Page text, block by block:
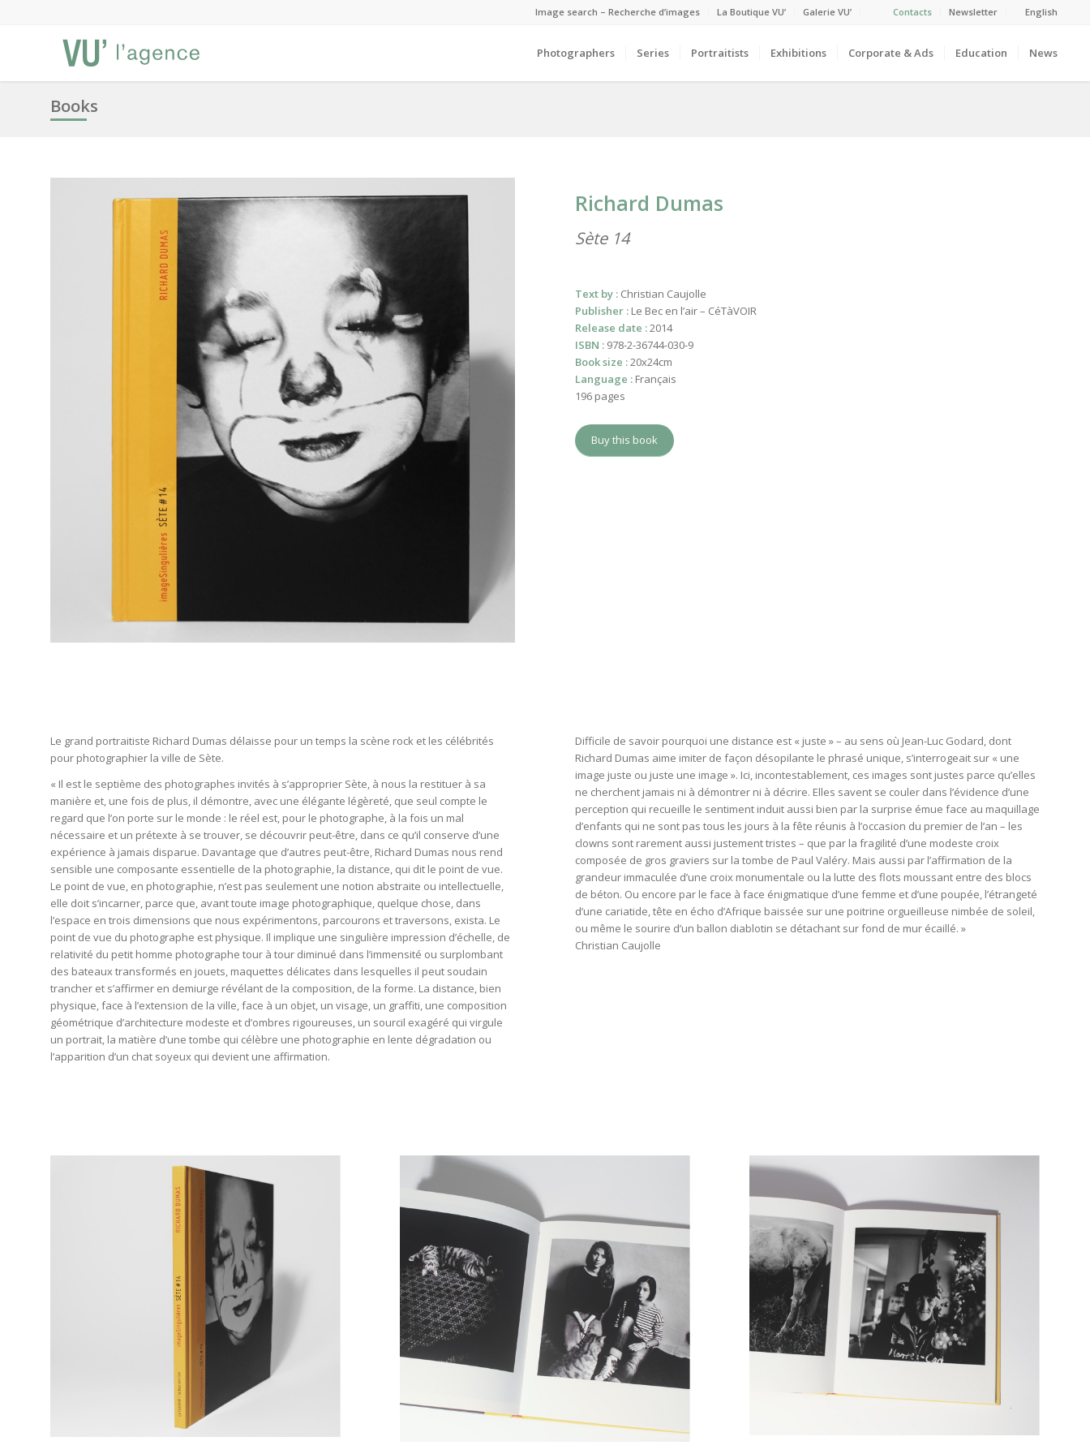
Image search – Recherche d’images La Boutique VU’ Galerie VU’ Contacts Newsletter English
Photographers Series Portraitists Exhibitions Corporate & Ads Education News
Books
Richard Dumas
Sète 14
Text by :Christian Caujolle
Publisher :Le Bec en l’air – CéTàVOIR
Release date :2014
ISBN :978-2-36744-030-9
Book size :20x24cm
Language :Français
196 pages
Buy this book
Le grand portraitiste Richard Dumas délaisse pour un temps la scène rock et les célébrités
pour photographier la ville de Sète.
« Il est le septième des photographes invités à s’approprier Sète, à nous la restituer à sa
manière et, une fois de plus, il démontre, avec une élégante légèreté, que seul compte le
regard que l’on porte sur le monde : le réel est, pour le photographe, à la fois un mal
nécessaire et un prétexte à se trouver, se découvrir peut-être, dans ce qu’il conserve d’une
expérience à jamais disparue. Davantage que d’autres peut-être, Richard Dumas nous rend
sensible une composante essentielle de la photographie, la distance, qui dit le point de vue.
Le point de vue, en photographie, n’est pas seulement une notion abstraite ou intellectuelle,
elle doit s’incarner, parce que, avant toute image photographique, quelque chose, dans
l’espace en trois dimensions que nous expérimentons, parcourons et traversons, exista. Le
point de vue du photographe est physique. Il implique une singulière impression d’échelle, de
relativité du petit homme photographe tour à tour diminué dans l’immensité ou surplombant
des bateaux transformés en jouets, maquettes délicates dans lesquelles il peut soudain
trancher et s’affirmer en demiurge révélant de la composition, de la forme. La distance, bien
physique, face à l’extension de la ville, face à un objet, un visage, un graffiti, une composition
géométrique d’architecture modeste et d’ombres rigoureuses, un sourcil exagéré qui virgule
un portrait, la matière d’une tombe qui célèbre une photographie en lente dégradation ou
l’apparition d’un chat soyeux qui devient une affirmation.
Difficile de savoir pourquoi une distance est « juste » – au sens où Jean-Luc Godard, dont
Richard Dumas aime imiter de façon désopilante le phrasé unique, s’interrogeait sur « une
image juste ou juste une image ». Ici, incontestablement, ces images sont justes parce qu’elles
ne cherchent jamais ni à démontrer ni à décrire. Elles savent se couler dans l’évidence d’une
perception qui recueille le sentiment induit aussi bien par la surprise émue face au maquillage
d’enfants qui ne sont pas tous les jours à la fête réunis à l’occasion du premier de l’an – les
clowns sont rarement aussi justement tristes – que par la fragilité d’une modeste croix
composée de gros graviers sur la tombe de Paul Valéry. Mais aussi par l’affirmation de la
grandeur immaculée d’une croix monumentale ou la lutte des flots moussant entre des blocs
de béton. Ou encore par le face à face énigmatique d’une femme et d’une poupée, l’étrangeté
d’une cariatide, tête en écho d’Afrique baissée sur une poitrine orgueilleuse nimbée de soleil,
ou même le sourire d’un ballon diablotin se détachant sur fond de mur écaillé. »
Christian Caujolle